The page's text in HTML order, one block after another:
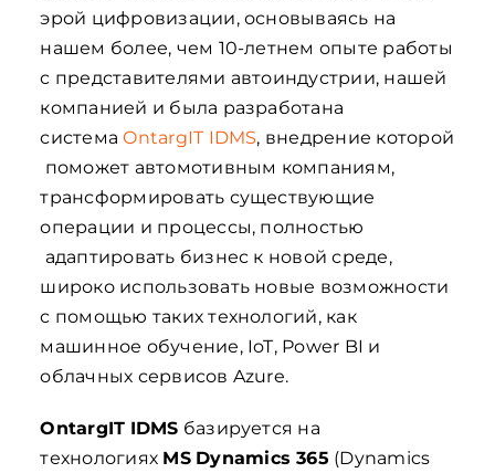
эрой цифровизации, основываясь на
нашем более, чем 10-летнем опыте работы
с представителями автоиндустрии, нашей
компанией и была разработана
системаOntargIT IDMS, внедрение которой
поможет автомотивным компаниям,
трансформировать существующие
операции и процессы, полностью
адаптировать бизнес к новой среде,
широко использовать новые возможности
с помощью таких технологий, как
машинное обучение, IoT, Power BI и
облачных сервисов Azure.
OntargIT IDMS базируется на
технологиях MS Dynamics 365 (Dynamics